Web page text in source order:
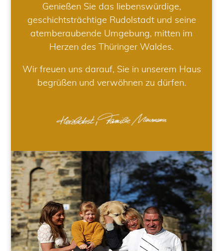
Genießen Sie das liebenswürdige,
geschichtsträchtige Rudolstadt und seine
atemberaubende Umgebung, mitten im
Herzen des Thüringer Waldes.
Wir freuen uns darauf, Sie in unserem Haus
begrüßen und verwöhnen zu dürfen.